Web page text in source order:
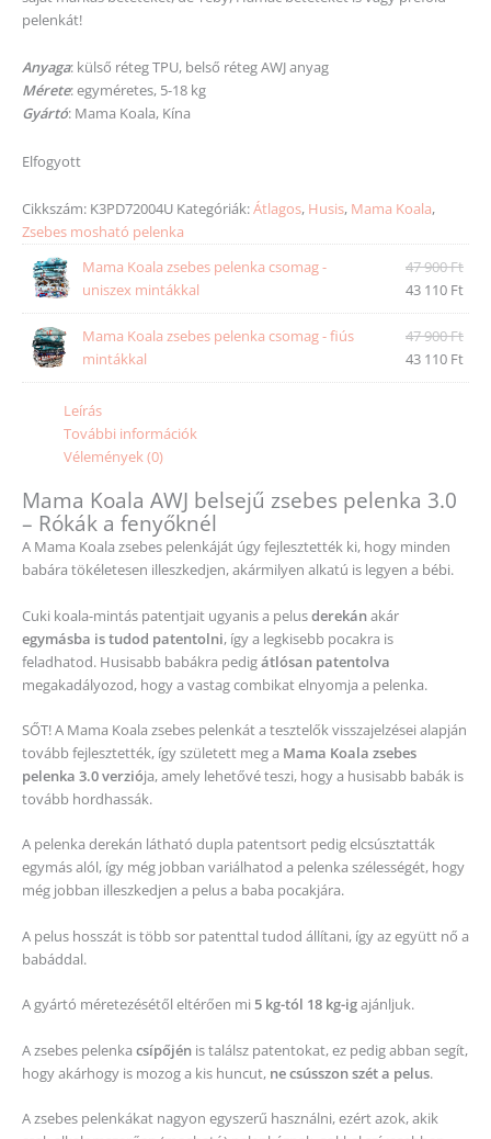
pelenkát!
Anyaga: külső réteg TPU, belső réteg AWJ anyag
Mérete: egyméretes, 5-18 kg
Gyártó: Mama Koala, Kína
Elfogyott
Cikkszám: K3PD72004U Kategóriák:Átlagos, Husis, Mama Koala,
Zsebes mosható pelenka
Mama Koala zsebes pelenka csomag -
uniszex mintákkal
47 900Ft
43 110 Ft
Mama Koala zsebes pelenka csomag - fiús
mintákkal
47 900Ft
43 110 Ft
Leírás
További információk
Vélemények (0)
Mama Koala AWJ belsejű zsebes pelenka 3.0
– Rókák a fenyőknél
A Mama Koala zsebes pelenkáját úgy fejlesztették ki, hogy minden
babára tökéletesen illeszkedjen, akármilyen alkatú is legyen a bébi.
Cuki koala-mintás patentjait ugyanis a pelusderekánakár
egymásba is tudod patentolni, így a legkisebb pocakra is
feladhatod. Husisabb babákra pedigátlósan patentolva
megakadályozod, hogy a vastag combikat elnyomja a pelenka.
SŐT! A Mama Koala zsebes pelenkát a tesztelők visszajelzései alapján
tovább fejlesztették, így született meg a Mama Koala zsebes
pelenka 3.0 verziója, amely lehetővé teszi, hogy a husisabb babák is
tovább hordhassák.
A pelenka derekán látható dupla patentsort pedig elcsúsztatták
egymás alól, így még jobban variálhatod a pelenka szélességét, hogy
még jobban illeszkedjen a pelus a baba pocakjára.
A pelus hosszát is több sor patenttal tudod állítani, így az együtt nő a
babáddal.
A gyártó méretezésétől eltérően mi 5 kg-tól 18 kg-igajánljuk.
A zsebes pelenka csípőjén is találsz patentokat, ez pedig abban segít,
hogy akárhogy is mozog a kis huncut, ne csússzon szét a pelus.
A zsebes pelenkákat nagyon egyszerű használni, ezért azok, akik